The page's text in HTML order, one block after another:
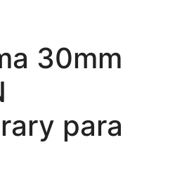
30mm
para